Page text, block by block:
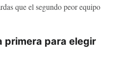
que el segundo peor equipo
primera para elegir